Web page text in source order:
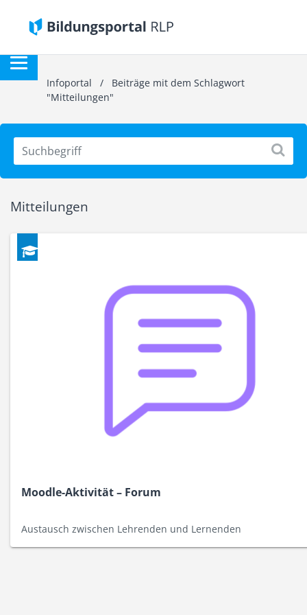
Infoportal / Beiträge mit dem Schlagwort
"Mitteilungen"
Mitteilungen
Moodle-Aktivität – Forum
Austausch zwischen Lehrenden und Lernenden